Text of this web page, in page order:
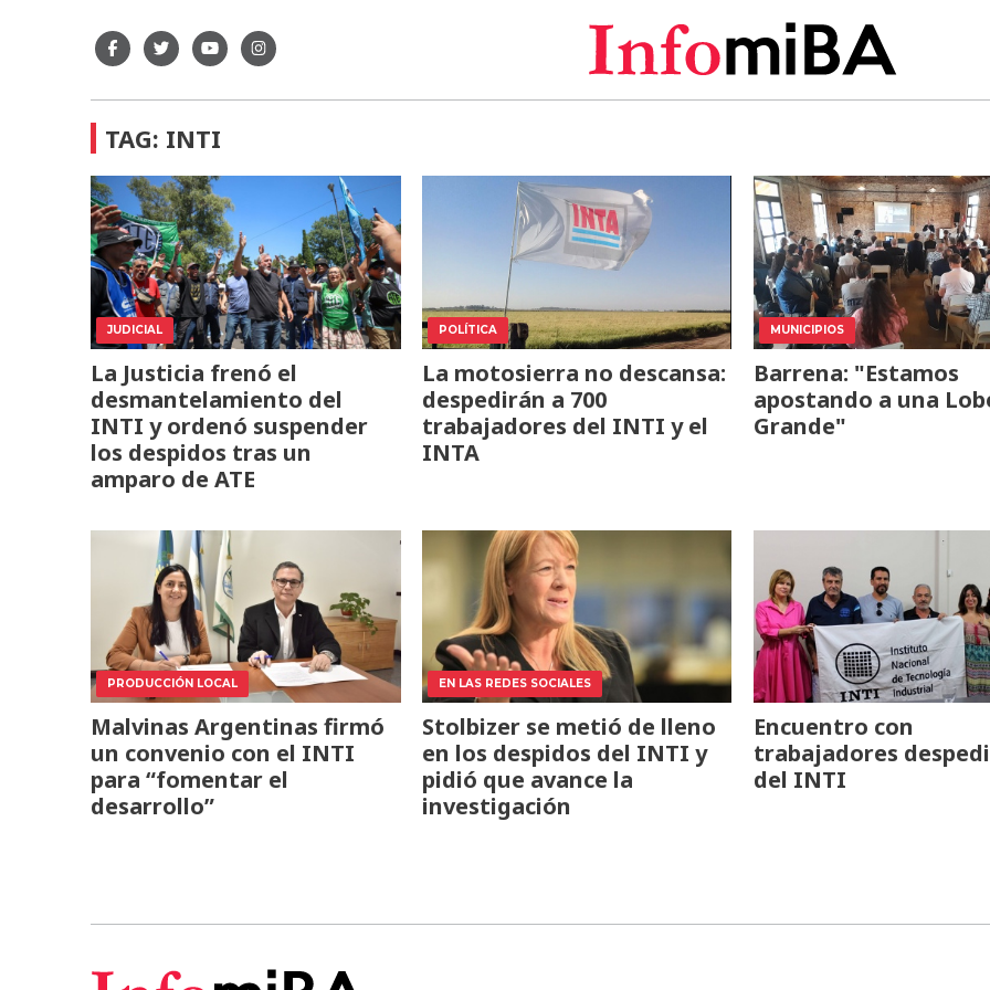
TAG: INTI
JUDICIAL
La Justicia frenó el
desmantelamiento del
INTI y ordenó suspender
los despidos tras un
amparo de ATE
POLÍTICA
La motosierra no descansa:
despedirán a 700
trabajadores del INTI y el
INTA
MUNICIPIOS
Barrena: "Estamos
apostando a una
Grande"
PRODUCCIÓN LOCAL
Malvinas Argentinas firmó
un convenio con el INTI
para “fomentar el
desarrollo”
EN LAS REDES SOCIALES
Stolbizer se metió de lleno
en los despidos del INTI y
pidió que avance la
investigación
Encuentro con
trabajadores
del INTI